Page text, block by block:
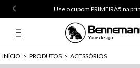
Use o cupom PRIMEIRA5 na
INÍCIO > PRODUTOS > ACESSÓRIOS